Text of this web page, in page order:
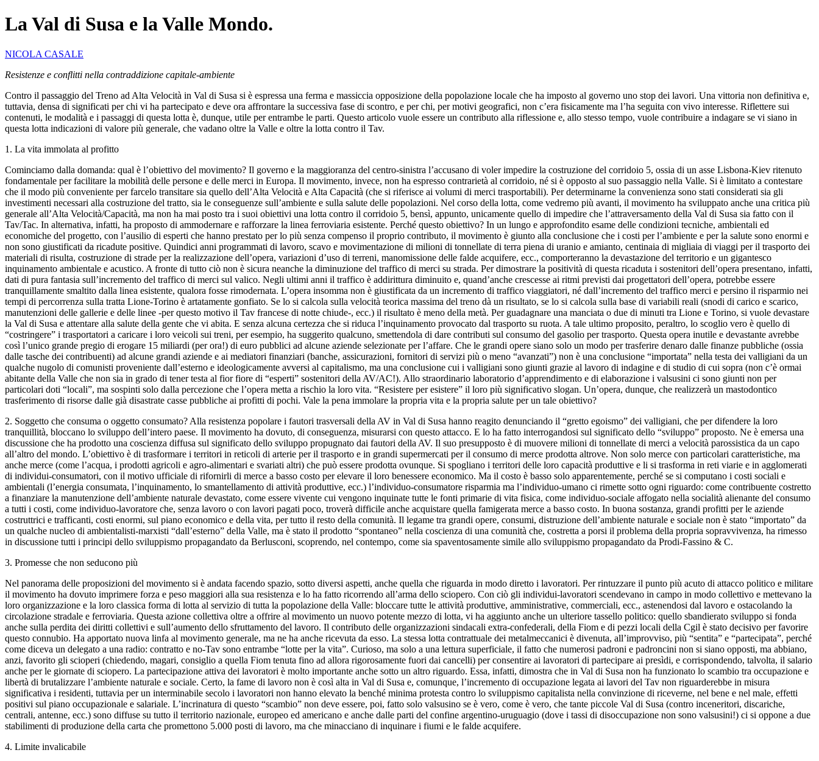
La Val di Susa e la Valle Mondo.
NICOLA CASALE
Resistenze e conflitti nella contraddizione capitale-ambiente
Contro il passaggio del Treno ad Alta Velocità in Val di Susa si è espressa una ferma e massiccia opposizione della popolazione locale che ha imposto al governo uno stop dei lavori. Una vittoria non definitiva e,
tuttavia, densa di significati per chi vi ha partecipato e deve ora affrontare la successiva fase di scontro, e per chi, per motivi geografici, non c’era fisicamente ma l’ha seguita con vivo interesse. Riflettere sui
contenuti, le modalità e i passaggi di questa lotta è, dunque, utile per entrambe le parti. Questo articolo vuole essere un contributo alla riflessione e, allo stesso tempo, vuole contribuire a indagare se vi siano in
questa lotta indicazioni di valore più generale, che vadano oltre la Valle e oltre la lotta contro il Tav.
1. La vita immolata al profitto
Cominciamo dalla domanda: qual è l’obiettivo del movimento? Il governo e la maggioranza del centro-sinistra l’accusano di voler impedire la costruzione del corridoio 5, ossia di un asse Lisbona-Kiev ritenuto
fondamentale per facilitare la mobilità delle persone e delle merci in Europa. Il movimento, invece, non ha espresso contrarietà al corridoio, né si è opposto al suo passaggio nella Valle. Si è limitato a contestare
che il modo più conveniente per farcelo transitare sia quello dell’Alta Velocità e Alta Capacità (che si riferisce ai volumi di merci trasportabili). Per determinarne la convenienza sono stati considerati sia gli
investimenti necessari alla costruzione del tratto, sia le conseguenze sull’ambiente e sulla salute delle popolazioni. Nel corso della lotta, come vedremo più avanti, il movimento ha sviluppato anche una critica più
generale all’Alta Velocità/Capacità, ma non ha mai posto tra i suoi obiettivi una lotta contro il corridoio 5, bensì, appunto, unicamente quello di impedire che l’attraversamento della Val di Susa sia fatto con il
Tav/Tac. In alternativa, infatti, ha proposto di ammodernare e rafforzare la linea ferroviaria esistente. Perché questo obiettivo? In un lungo e approfondito esame delle condizioni tecniche, ambientali ed
economiche del progetto, con l’ausilio di esperti che hanno prestato per lo più senza compenso il proprio contributo, il movimento è giunto alla conclusione che i costi per l’ambiente e per la salute sono enormi e
non sono giustificati da ricadute positive. Quindici anni programmati di lavoro, scavo e movimentazione di milioni di tonnellate di terra piena di uranio e amianto, centinaia di migliaia di viaggi per il trasporto dei
materiali di risulta, costruzione di strade per la realizzazione dell’opera, variazioni d’uso di terreni, manomissione delle falde acquifere, ecc., comporteranno la devastazione del territorio e un gigantesco
inquinamento ambientale e acustico. A fronte di tutto ciò non è sicura neanche la diminuzione del traffico di merci su strada. Per dimostrare la positività di questa ricaduta i sostenitori dell’opera presentano, infatti,
dati di pura fantasia sull’incremento del traffico di merci sul valico. Negli ultimi anni il traffico è addirittura diminuito e, quand’anche crescesse ai ritmi previsti dai progettatori dell’opera, potrebbe essere
tranquillamente smaltito dalla linea esistente, qualora fosse rimodernata. L’opera insomma non è giustificata da un incremento di traffico viaggiatori, né dall’incremento del traffico merci e persino il risparmio nei
tempi di percorrenza sulla tratta Lione-Torino è artatamente gonfiato. Se lo si calcola sulla velocità teorica massima del treno dà un risultato, se lo si calcola sulla base di variabili reali (snodi di carico e scarico,
manutenzioni delle gallerie e delle linee -per questo motivo il Tav francese di notte chiude-, ecc.) il risultato è meno della metà. Per guadagnare una manciata o due di minuti tra Lione e Torino, si vuole devastare
la Val di Susa e attentare alla salute della gente che vi abita. E senza alcuna certezza che si riduca l’inquinamento provocato dal trasporto su ruota. A tale ultimo proposito, peraltro, lo scoglio vero è quello di
“costringere” i trasportatori a caricare i loro veicoli sui treni, per esempio, ha suggerito qualcuno, smettendola di dare contributi sul consumo del gasolio per trasporto. Questa opera inutile e devastante avrebbe
così l’unico grande pregio di erogare 15 miliardi (per ora!) di euro pubblici ad alcune aziende selezionate per l’affare. Che le grandi opere siano solo un modo per trasferire denaro dalle finanze pubbliche (ossia
dalle tasche dei contribuenti) ad alcune grandi aziende e ai mediatori finanziari (banche, assicurazioni, fornitori di servizi più o meno “avanzati”) non è una conclusione “importata” nella testa dei valligiani da un
qualche nugolo di comunisti proveniente dall’esterno e ideologicamente avversi al capitalismo, ma una conclusione cui i valligiani sono giunti grazie al lavoro di indagine e di studio di cui sopra (non c’è ormai
abitante della Valle che non sia in grado di tener testa al fior fiore di “esperti” sostenitori della AV/AC!). Allo straordinario laboratorio d’apprendimento e di elaborazione i valsusini ci sono giunti non per
particolari doti “locali”, ma sospinti solo dalla percezione che l’opera metta a rischio la loro vita. “Resistere per esistere” il loro più significativo slogan. Un’opera, dunque, che realizzerà un mastodontico
trasferimento di risorse dalle già disastrate casse pubbliche ai profitti di pochi. Vale la pena immolare la propria vita e la propria salute per un tale obiettivo?
2. Soggetto che consuma o oggetto consumato? Alla resistenza popolare i fautori trasversali della AV in Val di Susa hanno reagito denunciando il “gretto egoismo” dei valligiani, che per difendere la loro
tranquillità, bloccano lo sviluppo dell’intero paese. Il movimento ha dovuto, di conseguenza, misurarsi con questo attacco. E lo ha fatto interrogandosi sul significato dello “sviluppo” proposto. Ne è emersa una
discussione che ha prodotto una coscienza diffusa sul significato dello sviluppo propugnato dai fautori della AV. Il suo presupposto è di muovere milioni di tonnellate di merci a velocità parossistica da un capo
all’altro del mondo. L’obiettivo è di trasformare i territori in reticoli di arterie per il trasporto e in grandi supermercati per il consumo di merce prodotta altrove. Non solo merce con particolari caratteristiche, ma
anche merce (come l’acqua, i prodotti agricoli e agro-alimentari e svariati altri) che può essere prodotta ovunque. Si spogliano i territori delle loro capacità produttive e li si trasforma in reti viarie e in agglomerati
di individui-consumatori, con il motivo ufficiale di rifornirli di merce a basso costo per elevare il loro benessere economico. Ma il costo è basso solo apparentemente, perché se si computano i costi sociali e
ambientali (l’energia consumata, l’inquinamento, lo smantellamento di attività produttive, ecc.) l’individuo-consumatore risparmia ma l’individuo-umano ci rimette sotto ogni riguardo: come contribuente costretto
a finanziare la manutenzione dell’ambiente naturale devastato, come essere vivente cui vengono inquinate tutte le fonti primarie di vita fisica, come individuo-sociale affogato nella socialità alienante del consumo
a tutti i costi, come individuo-lavoratore che, senza lavoro o con lavori pagati poco, troverà difficile anche acquistare quella famigerata merce a basso costo. In buona sostanza, grandi profitti per le aziende
costruttrici e trafficanti, costi enormi, sul piano economico e della vita, per tutto il resto della comunità. Il legame tra grandi opere, consumi, distruzione dell’ambiente naturale e sociale non è stato “importato” da
un qualche nucleo di ambientalisti-marxisti “dall’esterno” della Valle, ma è stato il prodotto “spontaneo” nella coscienza di una comunità che, costretta a porsi il problema della propria sopravvivenza, ha rimesso
in discussione tutti i principi dello sviluppismo propagandato da Berlusconi, scoprendo, nel contempo, come sia spaventosamente simile allo sviluppismo propagandato da Prodi-Fassino & C.
3. Promesse che non seducono più
Nel panorama delle proposizioni del movimento si è andata facendo spazio, sotto diversi aspetti, anche quella che riguarda in modo diretto i lavoratori. Per rintuzzare il punto più acuto di attacco politico e militare
il movimento ha dovuto imprimere forza e peso maggiori alla sua resistenza e lo ha fatto ricorrendo all’arma dello sciopero. Con ciò gli individui-lavoratori scendevano in campo in modo collettivo e mettevano la
loro organizzazione e la loro classica forma di lotta al servizio di tutta la popolazione della Valle: bloccare tutte le attività produttive, amministrative, commerciali, ecc., astenendosi dal lavoro e ostacolando la
circolazione stradale e ferroviaria. Questa azione collettiva oltre a offrire al movimento un nuovo potente mezzo di lotta, vi ha aggiunto anche un ulteriore tassello politico: quello sbandierato sviluppo si fonda
anche sulla perdita dei diritti collettivi e sull’aumento dello sfruttamento del lavoro. Il contributo delle organizzazioni sindacali extra-confederali, della Fiom e di pezzi locali della Cgil è stato decisivo per favorire
questo connubio. Ha apportato nuova linfa al movimento generale, ma ne ha anche ricevuta da esso. La stessa lotta contrattuale dei metalmeccanici è divenuta, all’improvviso, più “sentita” e “partecipata”, perché
come diceva un delegato a una radio: contratto e no-Tav sono entrambe “lotte per la vita”. Curioso, ma solo a una lettura superficiale, il fatto che numerosi padroni e padroncini non si siano opposti, ma abbiano,
anzi, favorito gli scioperi (chiedendo, magari, consiglio a quella Fiom tenuta fino ad allora rigorosamente fuori dai cancelli) per consentire ai lavoratori di partecipare ai presìdi, e corrispondendo, talvolta, il salario
anche per le giornate di sciopero. La partecipazione attiva dei lavoratori è molto importante anche sotto un altro riguardo. Essa, infatti, dimostra che in Val di Susa non ha funzionato lo scambio tra occupazione e
libertà di brutalizzare l’ambiente naturale e sociale. Certo, la fame di lavoro non è così alta in Val di Susa e, comunque, l’incremento di occupazione legata ai lavori del Tav non riguarderebbe in misura
significativa i residenti, tuttavia per un interminabile secolo i lavoratori non hanno elevato la benché minima protesta contro lo sviluppismo capitalista nella convinzione di riceverne, nel bene e nel male, effetti
positivi sul piano occupazionale e salariale. L’incrinatura di questo “scambio” non deve essere, poi, fatto solo valsusino se è vero, come è vero, che tante piccole Val di Susa (contro inceneritori, discariche,
centrali, antenne, ecc.) sono diffuse su tutto il territorio nazionale, europeo ed americano e anche dalle parti del confine argentino-uruguagio (dove i tassi di disoccupazione non sono valsusini!) ci si oppone a due
stabilimenti di produzione della carta che promettono 5.000 posti di lavoro, ma che minacciano di inquinare i fiumi e le falde acquifere.
4. Limite invalicabile